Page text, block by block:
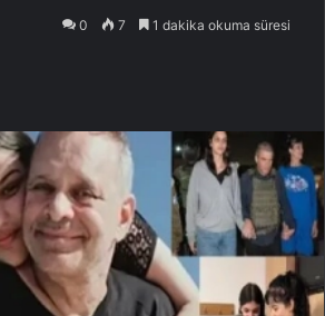
0 7 1 dakika okuma süresi